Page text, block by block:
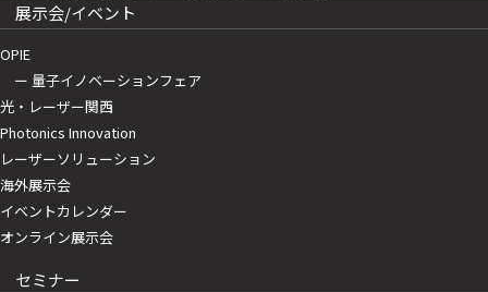
展示会/イベント
OPIE
ー 量子イノベーションフェア
光・レーザー関西
Photonics Innovation
レーザーソリューション
海外展示会
イベントカレンダー
オンライン展示会
セミナー